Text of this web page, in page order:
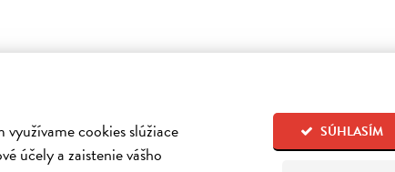
cookies slúžiace
účely a zaistenie vášho
SÚHLASÍM
vkusom si kúpili aj:
na sklade